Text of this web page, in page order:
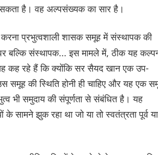
है। वह अल्पसंख्यक का सार है।
प्रभुत्वशाली शासक समूह में संस्थापक की
बल्कि संस्थापक... इस मामले में, ठीक यह
कह रहे हैं कि क्योंकि सर सैयद खान एक उप-
समूह की स्थिति होनी ही चाहिए और यह एक
भी समुदाय की संपूर्णता से संबंधित है। यह
सामने झुक रहा था जो या तो स्वतंत्रता पूर्व या